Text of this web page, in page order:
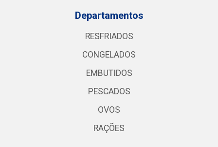
Departamentos
RESFRIADOS
CONGELADOS
EMBUTIDOS
PESCADOS
OVOS
RAÇÕES